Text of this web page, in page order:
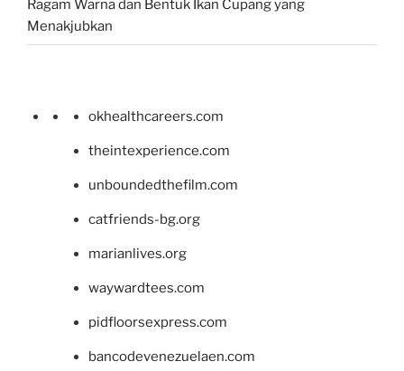
Ragam Warna dan Bentuk Ikan Cupang yang
Menakjubkan
okhealthcareers.com
theintexperience.com
unboundedthefilm.com
catfriends-bg.org
marianlives.org
waywardtees.com
pidfloorsexpress.com
bancodevenezuelaen.com